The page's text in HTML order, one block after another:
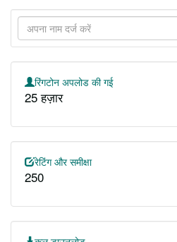
रिंगटोन अपलोड की गई
25 हज़ार
रेटिंग और समीक्षा
250